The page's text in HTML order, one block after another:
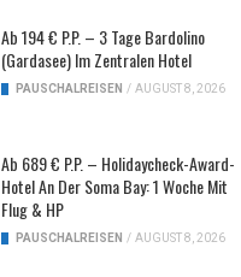
Ab 194 € P.P. – 3 Tage Bardolino
(Gardasee) Im Zentralen Hotel
PAUSCHALREISEN / AUGUST 8, 2026
Ab 689 € P.P. – Holidaycheck-Award-
Hotel An Der Soma Bay: 1 Woche Mit
Flug & HP
PAUSCHALREISEN / AUGUST 8, 2026